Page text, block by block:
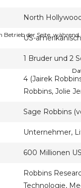
North
US-
1 Bruder und 2
4 (Jairek
Robbins, Jolie
Sage Robbins
Unternehmer,
600 Millionen
Robbins
Technologie,
der Seite,